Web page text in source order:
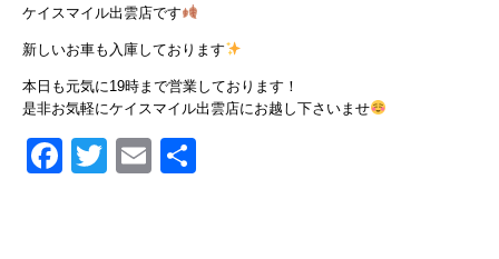
ケイスマイル出雲店です
新しいお車も入庫しております
本日も元気に19時まで営業しております！
是非お気軽にケイスマイル出雲店にお越し下さいませ
Facebook
Twitter
Email